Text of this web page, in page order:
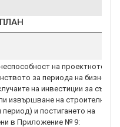
на проектното
за периода на бизнес
на инвестиции за
извършване на строително-
и постигането на
в Приложение № 9: